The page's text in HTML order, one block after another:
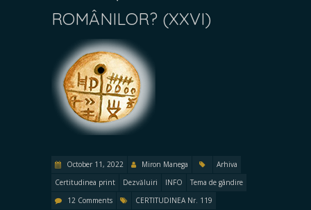
ROMÂNILOR? (XXVI)
October 11, 2022 Miron Manega
Arhiva
Certitudinea print
Dezvăluiri INFO
Tema de gândire
12 Comments
CERTITUDINEA Nr. 119